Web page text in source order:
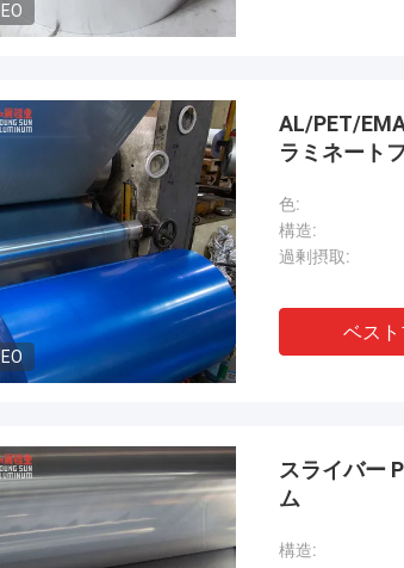
AL/PET/
ラミネート
色:
構造:
過剰摂取:
ベス
スライバー
ム
構造: